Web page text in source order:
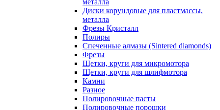
металла
Диски корундовые для пластмассы,
металла
Фрезы Кристалл
Полиры
Спеченные алмазы (Sintered diamonds)
Фрезы
Щетки, круги для микромотора
Щетки, круги для шлифмотора
Камни
Разное
Полировочные пасты
Полировочные порошки